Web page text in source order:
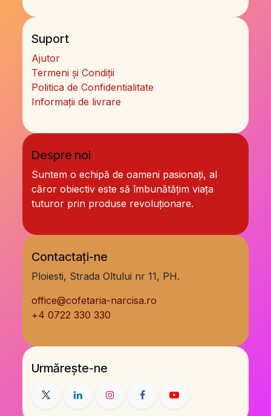
Suport
Ajutor
Termeni și Condiții
Politica de Confidentialitate
Informații de livrare
Despre noi
Suntem o echipă de oameni pasionați, al
căror obiectiv este să îmbunătățim viața
tuturor prin produse revoluționare.
Contactați-ne
Ploiesti, Strada Oltului nr 11, PH.
office@cofetaria-narcisa.ro
+4 0722 330 330
Urmărește-ne